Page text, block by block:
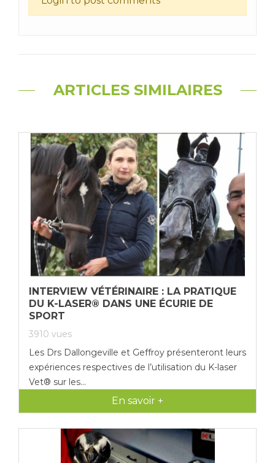
ARTICLES SIMILAIRES
INTERVIEW VÉTÉRINAIRE : LA PRATIQUE
DU K-LASER® DANS UNE ÉCURIE DE
SPORT
3910 vues
Les Drs Dallongeville et Geffroy présenteront leurs
expériences respectives de l’utilisation du K-laser
Vet® sur les...
En savoir +